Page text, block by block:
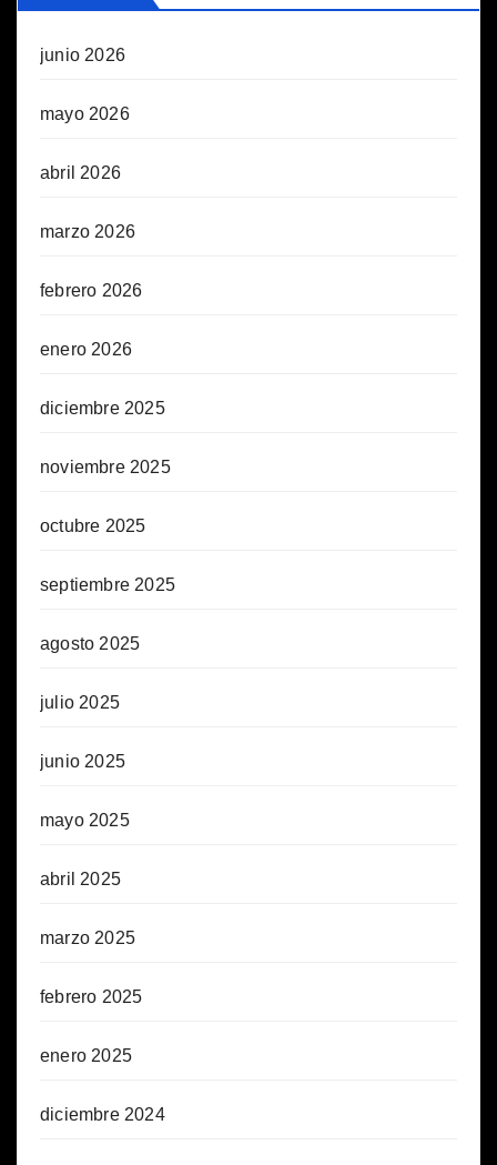
junio 2026
mayo 2026
abril 2026
marzo 2026
febrero 2026
enero 2026
diciembre 2025
noviembre 2025
octubre 2025
septiembre 2025
agosto 2025
julio 2025
junio 2025
mayo 2025
abril 2025
marzo 2025
febrero 2025
enero 2025
diciembre 2024